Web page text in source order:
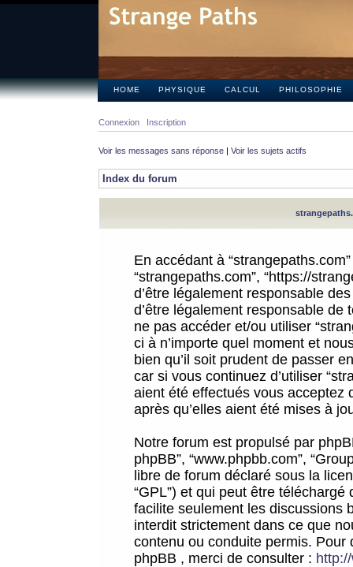
HOME PHYSIQUE CALCUL PHILOSOPHIE
Connexion Inscription
Voir les messages sans réponse | Voir les sujets actifs
Index du forum
En accédant à
“strangepaths.com”, “https://
d’être légalement responsable
d’être légalement responsable
ne pas accéder et/ou utiliser
ci à n’importe quel moment et
bien qu’il soit prudent de passer
car si vous continuez d’utiliser
aient été effectués vous acceptez
après qu’elles aient été mises à
Notre forum est propulsé par
phpBB”, “www.phpbb.com”,
libre de forum déclaré sous la
“GPL”) et qui peut être téléchargé
facilite seulement les discussions
interdit strictement dans ce que
contenu ou conduite permis.
phpBB , merci de consulter :